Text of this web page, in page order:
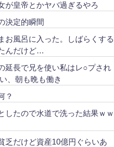
が皇帝とかヤバ過ぎるやろ
決定的瞬間
風呂に入った。しばらくする
んだけど…
延長で兄を使い私はレ○プされ
、朝も晩も働き
？
したので水道で洗った結果ｗｗ
乏だけど資産10億円ぐらいあ